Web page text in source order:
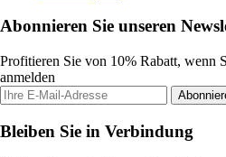
Abonnieren Sie unseren
Profitieren Sie von 10% Rabatt, wenn
anmelden
Bleiben Sie in Verbindung